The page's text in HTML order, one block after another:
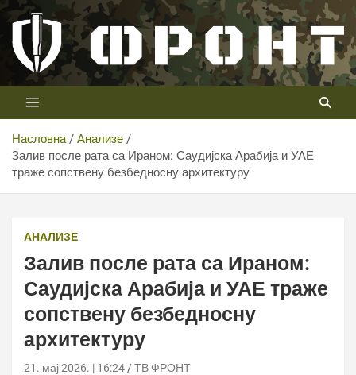
Скип
цонтент
Телевизија ФРОНТ
Први војни канал у Србији
Насловна
Анализе
Залив после рата са Ираном: Саудијска Арабија и УАЕ
траже сопствену безбедносну архитектуру
АНАЛИЗЕ
Залив после рата са Ираном:
Саудијска Арабија и УАЕ траже
сопствену безбедносну
архитектуру
21. мај 2026. | 16:24 ТВ ФРОНТ